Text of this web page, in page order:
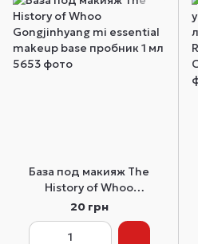
База под макияж The
History of Whoo
Gongjinhyang mi essential
makeup base пробник 1 мл
20 грн